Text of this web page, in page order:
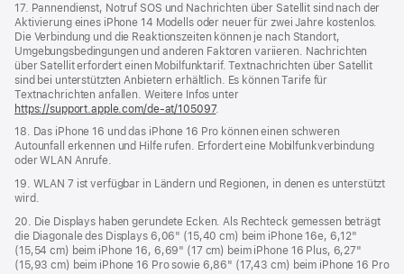
17. Pannendienst, Notruf SOS und Nachrichten über Satellit sind nach der
Aktivierung eines iPhone 14 Modells oder neuer für zwei Jahre kostenlos.
Die Verbindung und die Reaktionszeiten können je nach Standort,
Umgebungsbedingungen und anderen Faktoren variieren. Nachrichten
über Satellit erfordert einen Mobilfunktarif. Textnachrichten über Satellit
sind bei unterstützten Anbietern erhältlich. Es können Tarife für
Textnachrichten anfallen. Weitere Infos unter
https://support.apple.com/de-at/105097.
18. Das iPhone 16 und das iPhone 16 Pro können einen schweren
Autounfall erkennen und Hilfe rufen. Erfordert eine Mobilfunkverbindung
oder WLAN Anrufe.
19. WLAN 7 ist verfügbar in Ländern und Regionen, in denen es unterstützt
wird.
20. Die Displays haben gerundete Ecken. Als Rechteck gemessen beträgt
die Diagonale des Displays 6,06" (15,40 cm) beim iPhone 16e, 6,12"
(15,54 cm) beim iPhone 16, 6,69" (17 cm) beim iPhone 16 Plus, 6,27"
(15,93 cm) beim iPhone 16 Pro sowie 6,86" (17,43 cm) beim iPhone 16 Pro